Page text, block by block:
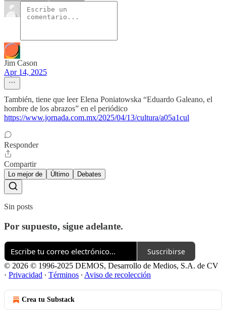
Jim Cason
Apr 14, 2025
También, tiene que leer Elena Poniatowska “Eduardo Galeano, el
hombre de los abrazos” en el periódico
https://www.jornada.com.mx/2025/04/13/cultura/a05a1cul
Responder
Compartir
Lo mejor de Último Debates
Sin posts
Por supuesto, sigue adelante.
Suscribirse
© 2026 © 1996-2025 DEMOS, Desarrollo de Medios, S.A. de CV
· Privacidad ∙ Términos ∙ Aviso de recolección
Crea tu Substack